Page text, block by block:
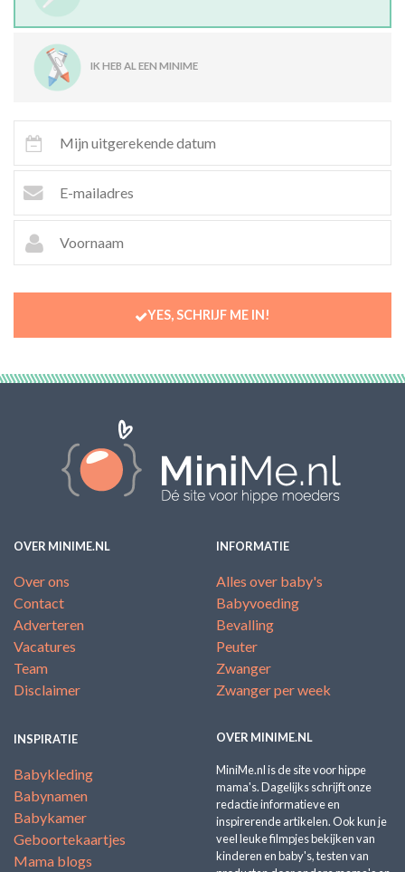
IK HEB AL EEN MINIME
YES, SCHRIJF ME IN!
OVER MINIME.NL
Over ons
Contact
Adverteren
Vacatures
Team
Disclaimer
INFORMATIE
Alles over baby's
Babyvoeding
Bevalling
Peuter
Zwanger
Zwanger per week
INSPIRATIE
Babykleding
Babynamen
Babykamer
Geboortekaartjes
Mama blogs
OVER MINIME.NL
MiniMe.nl is de site voor hippe
mama's. Dagelijks schrijft onze
redactie informatieve en
inspirerende artikelen. Ook kun je
veel leuke filmpjes bekijken van
kinderen en baby's, testen van